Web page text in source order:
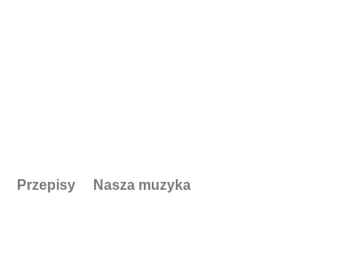
Przepisy Nasza muzyka